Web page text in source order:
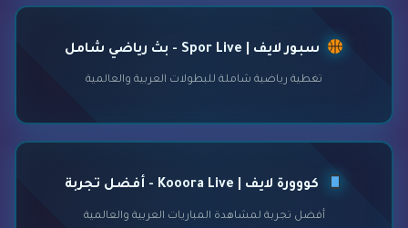
سبور لايف | Spor Live - بث رياضي شامل
تغطية رياضية شاملة للبطولات العربية والعالمية
كووورة لايف | Kooora Live - أفضل تجربة
أفضل تجربة لمشاهدة المباريات العربية والعالمية